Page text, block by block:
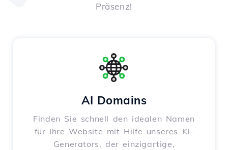
Präsenz!
AI Domains
Finden Sie schnell den idealen Namen
für Ihre Website mit Hilfe unseres KI-
Generators, der einzigartige,